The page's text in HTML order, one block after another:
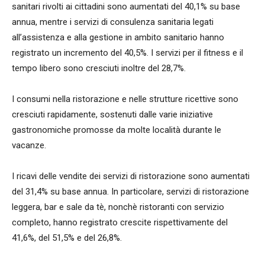
sanitari rivolti ai cittadini sono aumentati del 40,1% su base
annua, mentre i servizi di consulenza sanitaria legati
all’assistenza e alla gestione in ambito sanitario hanno
registrato un incremento del 40,5%. I servizi per il fitness e il
tempo libero sono cresciuti inoltre del 28,7%.
I consumi nella ristorazione e nelle strutture ricettive sono
cresciuti rapidamente, sostenuti dalle varie iniziative
gastronomiche promosse da molte località durante le
vacanze.
I ricavi delle vendite dei servizi di ristorazione sono aumentati
del 31,4% su base annua. In particolare, servizi di ristorazione
leggera, bar e sale da tè, nonchè ristoranti con servizio
completo, hanno registrato crescite rispettivamente del
41,6%, del 51,5% e del 26,8%.